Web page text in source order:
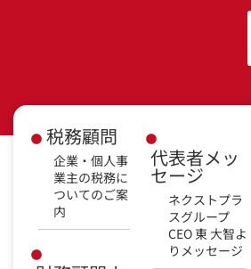
税務顧問
企業・個人事
業主の税務に
ついてのご案
内
代表者メッ
セージ
ネクストプラ
スグループ
CEO 東 大智よ
りメッセージ